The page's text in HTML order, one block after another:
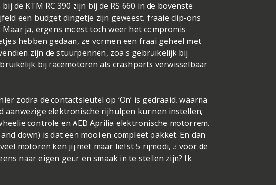
de KTM RC 390 zijn bij de RS 660 in de bovenste
een budget dingetje zijn geweest, fraaie clip-ons
ja, ergens moest toch weer het compromis
hebben gedaan, ze vormen een fraai geheel met
zijn de stuurpennen, zoals gebruikelijk bij
bij racemotoren als crashparts verwisselbaar
zodra de contactsleutel op ‘On’ is gedraaid, waarna
aanwezige elektronische rijhulpen kunnen instellen,
controle en AEB Aprilia elektronische motorrem.
down) is dat een mooi en compleet pakket. En dan
motoren ken jij met maar liefst 5 rijmodi, 3 voor de
naar eigen geur en smaak in te stellen zijn? Ik